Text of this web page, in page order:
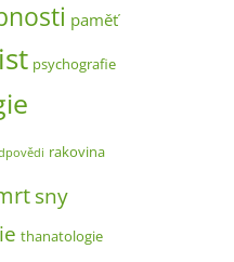
paměť
psychografie
rakovina
sny
thanatologie